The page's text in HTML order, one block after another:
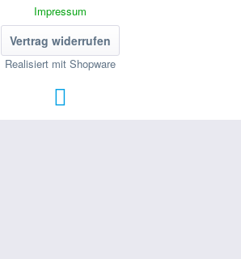
Impressum
Vertrag widerrufen
Realisiert mit Shopware